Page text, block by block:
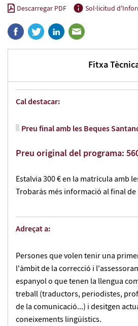
Descarregar PDF Sol·licitud
Fitxa
Cal destacar:
Preu final amb les Beques
Preu original del programa:
Estalvia 300 € en la matrícula amb
Trobaràs més informació al final de
Adreçat a:
Persones que volen tenir una
l'àmbit de la correcció i
espanyol o que tenen la llengua
treball (traductors, periodistes,
de la comunicació...) i desitgen
coneixements lingüístics.